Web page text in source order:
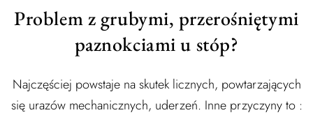
Problem z grubymi, przerośniętymi
paznokciami u stóp?
Najczęściej powstaje na skutek licznych, powtarzających
się urazów mechanicznych, uderzeń. Inne przyczyny to :